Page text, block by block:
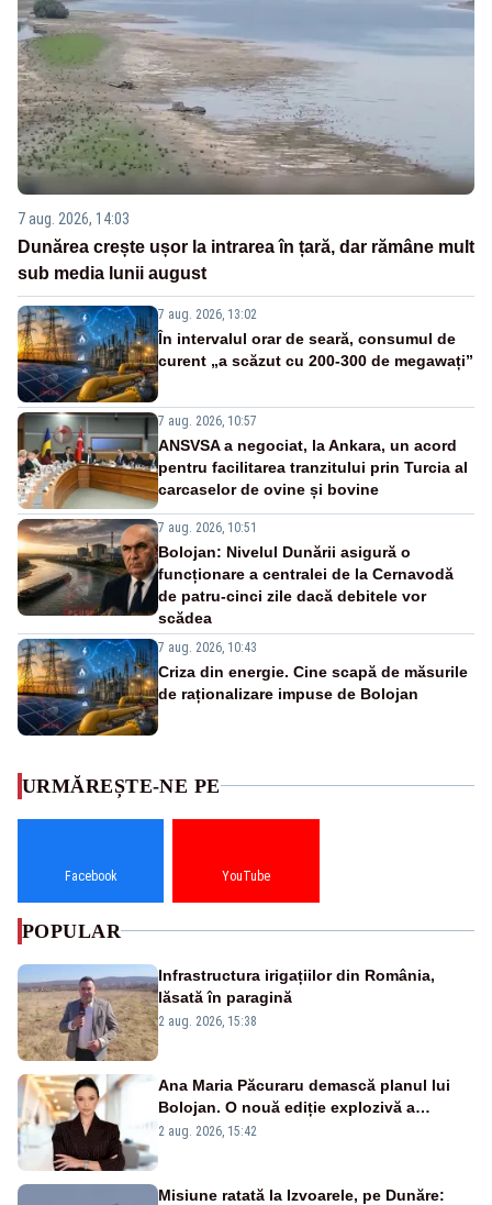
7 aug. 2026, 14:03
Dunărea crește ușor la intrarea în țară, dar rămâne mult
sub media lunii august
7 aug. 2026, 13:02
În intervalul orar de seară, consumul de
curent „a scăzut cu 200-300 de megawați”
7 aug. 2026, 10:57
ANSVSA a negociat, la Ankara, un acord
pentru facilitarea tranzitului prin Turcia al
carcaselor de ovine și bovine
7 aug. 2026, 10:51
Bolojan: Nivelul Dunării asigură o
funcționare a centralei de la Cernavodă
de patru-cinci zile dacă debitele vor
scădea
7 aug. 2026, 10:43
Criza din energie. Cine scapă de măsurile
de raționalizare impuse de Bolojan
URMĂREȘTE-NE PE
Facebook YouTube
POPULAR
Infrastructura irigațiilor din România,
lăsată în paragină
2 aug. 2026, 15:38
Ana Maria Păcuraru demască planul lui
Bolojan. O nouă ediție explozivă a
emisiunii „Miza Zilei” la Realitatea PLUS
2 aug. 2026, 15:42
Misiune ratată la Izvoarele, pe Dunăre: